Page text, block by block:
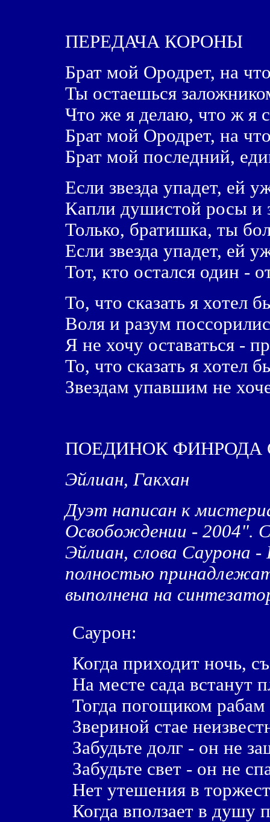
ПЕРЕДАЧА КОРОНЫ
Брат мой Ородрет, на
Ты остаешься
Что же я делаю, что ж я
Брат мой Ородрет, на
Брат мой последний,
Если звезда упадет, ей
Капли душистой росы и
Только, братишка, ты
Если звезда упадет, ей
Тот, кто остался один -
То, что сказать я хотел
Воля и разум
Я не хочу оставаться -
То, что сказать я хотел
Звездам упавшим не
ПОЕДИНОК
Эйлиан, Гакхан
Дуэт написан к
Освобождении - 2004".
Эйлиан, слова Саурона
полностью
выполнена на
Саурон:
Когда приходит ночь,
На месте сада встанут
Тогда погощиком
Звериной стае
Забудьте долг - он не
Забудьте свет - он не
Нет утешения в
Когда вползает в душу